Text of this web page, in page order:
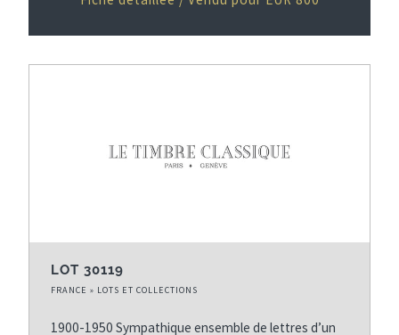
LOT 30119
FRANCE » LOTS ET COLLECTIONS
1900-1950 Sympathique ensemble de lettres d’un